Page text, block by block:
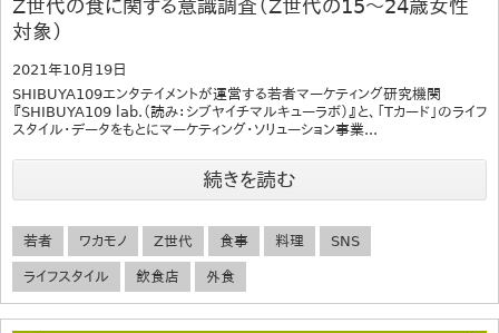
Z世代の食に関する意識調査（Z世代の15～24歳女性
対象）
2021年10月19日
SHIBUYA109エンタテイメントが運営する若者マーケティング研究機関
『SHIBUYA109 lab.（読み：シブヤイチマルキューラボ）』と、「Tカード」のライフ
スタイル・データをもとにマーケティング・ソリューション事業...
続きを読む
若者 ワカモノ Z世代 食事 料理 SNS
ライフスタイル 飲食店 外食